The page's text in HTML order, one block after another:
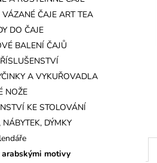
VÁZANÉ ČAJE ART TEA
DO ČAJE
BALENÍ ČAJŮ
A VYKUŘOVADLA
NOŽE
KE STOLOVÁNÍ
NÁBYTEK, DÝMKY
motivy